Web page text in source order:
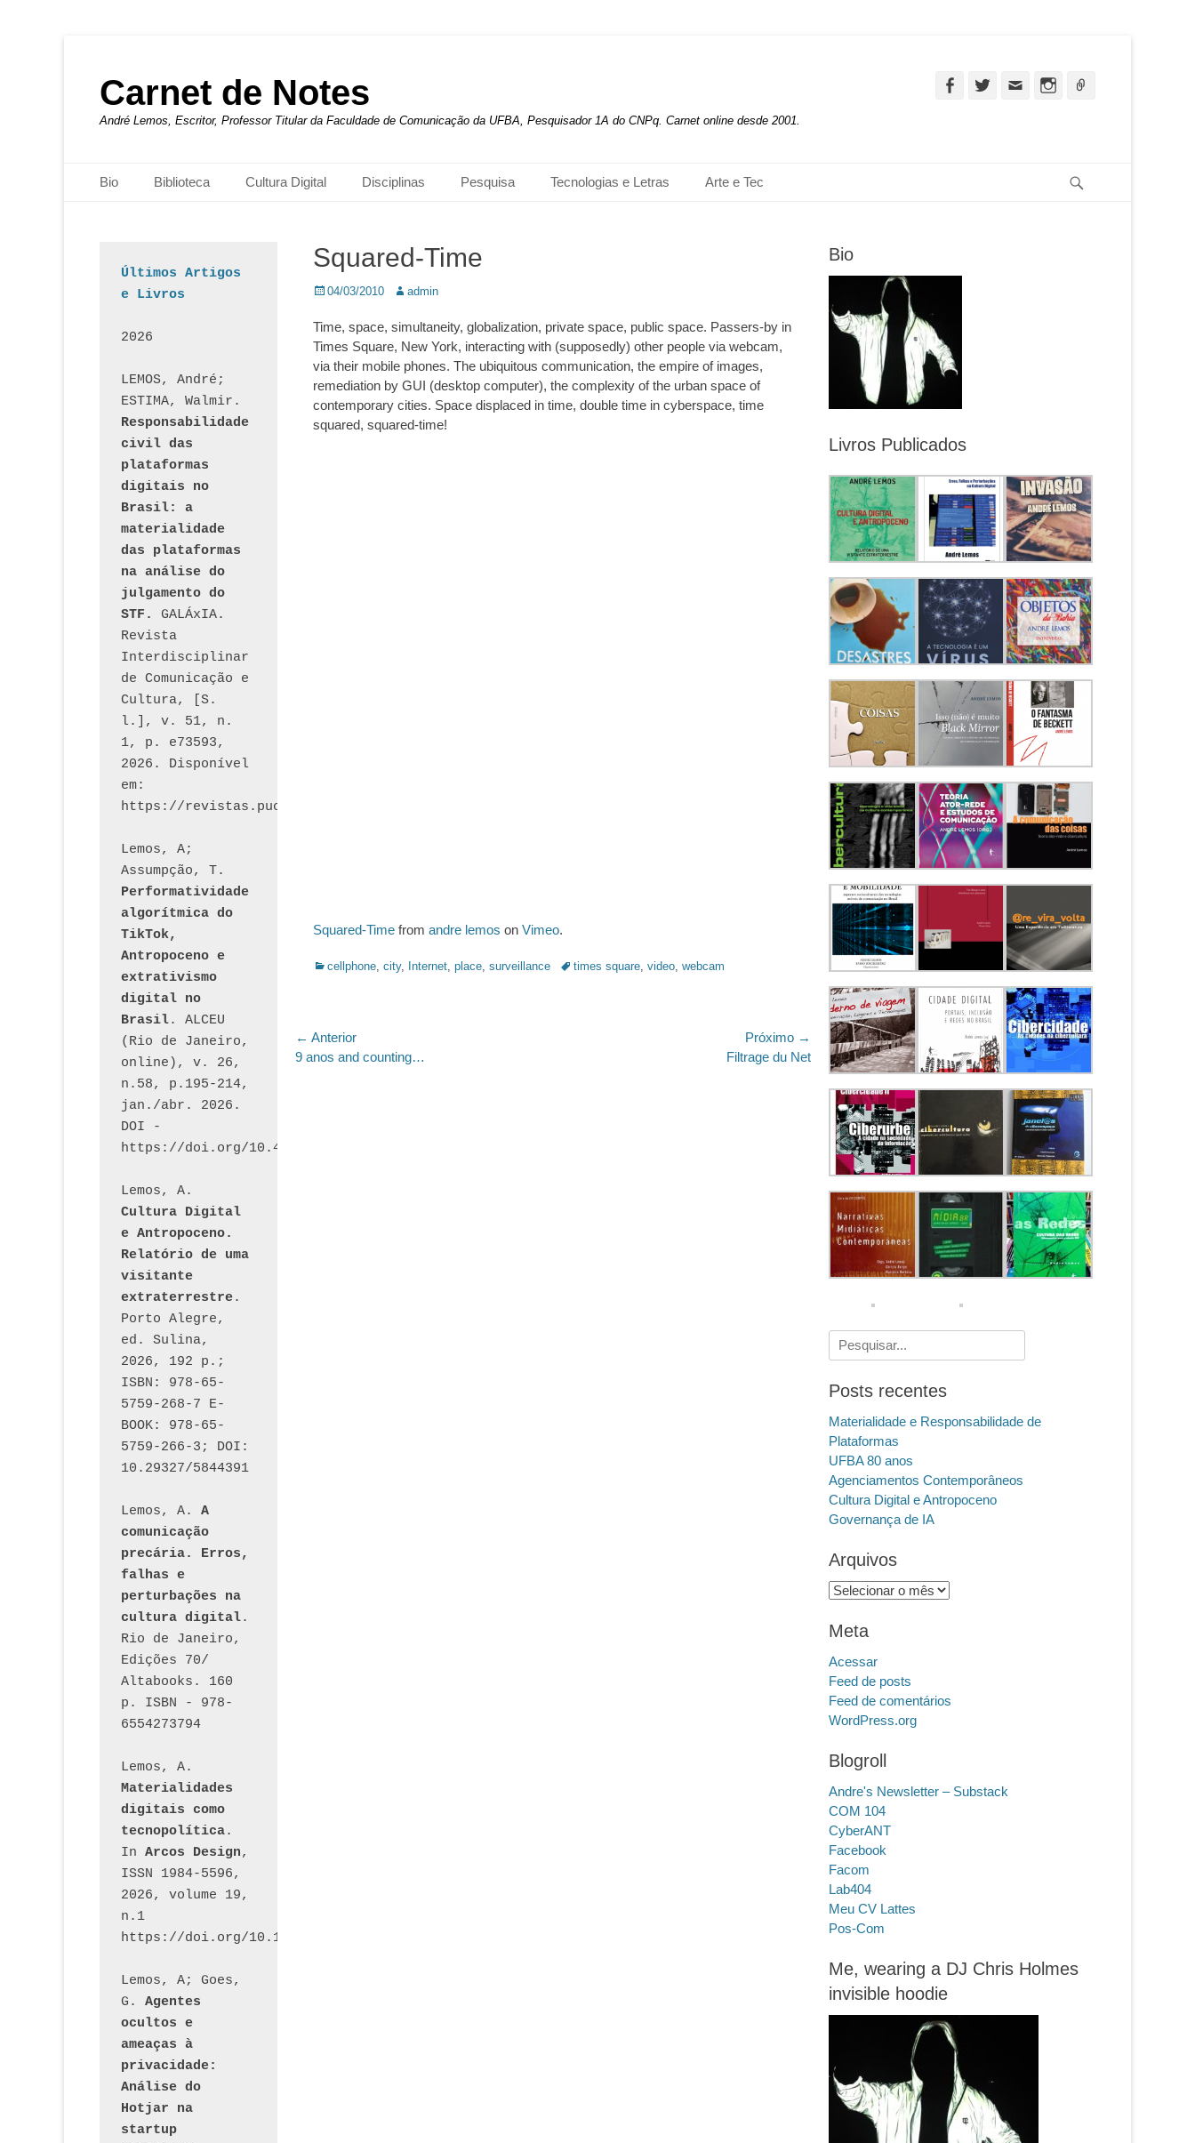
Carnet de Notes
André Lemos, Escritor, Professor Titular da Faculdade de Comunicação da UFBA, Pesquisador 1A do CNPq. Carnet online desde 2001.
FacebookTwitterEmail Instagram
Menu principal
para
Bio Biblioteca Cultura Digital Disciplinas Pesquisa Tecnologias e Letras Arte e Tec
Squared-Time
Posted
04/03/2010 Autor:
admin
Time, space, simultaneity, globalization, private space, public space. Passers-by in
Times Square, New York, interacting with (supposedly) other people via webcam,
via their mobile phones. The ubiquitous communication, the empire of images,
remediation by GUI (desktop computer), the complexity of the urban space of
contemporary cities. Space displaced in time, double time in cyberspace, time
squared, squared-time!
Squared-Time from andre lemos on Vimeo.
Categorias:
cellphone, city, Internet, place, surveillance Tags:times square, video, webcam
Navegação
de
← Anterior
Post
9 anos and counting…
Próximo →
Filtrage du Net
Bio
Livros Publicados
Pesquisar
por:
Posts recentes
Materialidade e Responsabilidade de
Plataformas
UFBA 80 anos
Agenciamentos Contemporâneos
Cultura Digital e Antropoceno
Governança de IA
Arquivos
Arquivos
Meta
Acessar
Feed de posts
Feed de comentários
WordPress.org
Blogroll
Andre's Newsletter – Substack
COM 104
CyberANT
Facebook
Facom
Lab404
Meu CV Lattes
Pos-Com
Me, wearing a DJ Chris Holmes
invisible hoodie
Últimos Artigos
e Livros
2026
LEMOS, André;
Responsabilidade
civil das
plataformas
digitais no
Brasil: a
materialidade
das plataformas
na análise do
julgamento do
STF.
GALÁxIA.
Revista
Interdisciplinar
de Comunicação e
Cultura, [S.
l.], v. 51, n.
1, p. e73593,
2026. Disponível
em:
Lemos, A;
Performatividade
algorítmica do
TikTok,
Antropoceno e
extrativismo
digital no
Brasil. ALCEU
(Rio de Janeiro,
online), v. 26,
n.58, p.195-214,
jan./abr. 2026.
DOI -
https://doi.org/10.46391/ALCEU.v26.ed58.2026.528
Cultura Digital
e Antropoceno.
Relatório de uma
visitante
extraterrestre.
Porto Alegre,
ed. Sulina,
2026, 192 p.;
ISBN: 978-65-
5759-268-7 E-
BOOK: 978-65-
5759-266-3; DOI:
10.29327/5844391
Lemos, A. A
comunicação
precária. Erros,
falhas e
perturbações na
cultura digital.
Rio de Janeiro,
Edições 70/
Altabooks. 160
p. ISBN - 978-
6554273794
Materialidades
digitais como
tecnopolítica.
In Arcos Design,
ISSN 1984-5596,
2026, volume 19,
n.1
https://doi.org/10.12957/arcosdesign.2026.95390
Lemos, A; Goes,
G. Agentes
ocultos e
ameaças à
privacidade:
Análise do
Hotjar na
startup